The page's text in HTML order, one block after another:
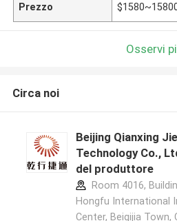
Prezzo
Osservi
Circa noi
Beijing Qianxing
Technology Co.,
del produttore
Room 4016,
Hongfu International
Center, Beiqijia Town,